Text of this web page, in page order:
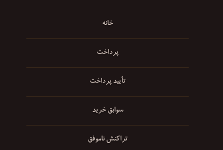
خانه
پرداخت
تأیید پرداخت
سوابق خرید
تراکنش ناموفق